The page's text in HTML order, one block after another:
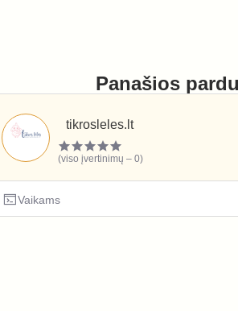
Panašios
tikrosleles.lt
(viso įvertinimų – 0)
Vaikams